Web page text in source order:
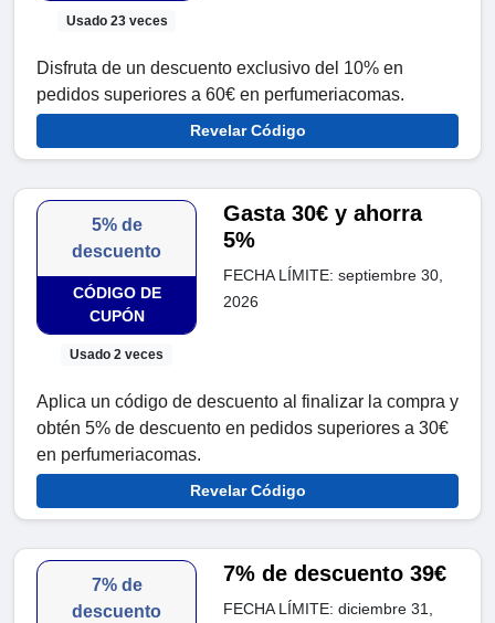
Usado 23 veces
Disfruta de un descuento exclusivo del 10% en
pedidos superiores a 60€ en perfumeriacomas.
Revelar Código
5% de
descuento
CÓDIGO DE
CUPÓN
Usado 2 veces
Gasta 30€ y ahorra
5%
FECHA LÍMITE: septiembre 30,
2026
Aplica un código de descuento al finalizar la compra y
obtén 5% de descuento en pedidos superiores a 30€
en perfumeriacomas.
Revelar Código
7% de
descuento
7% de descuento 39€
FECHA LÍMITE: diciembre 31,